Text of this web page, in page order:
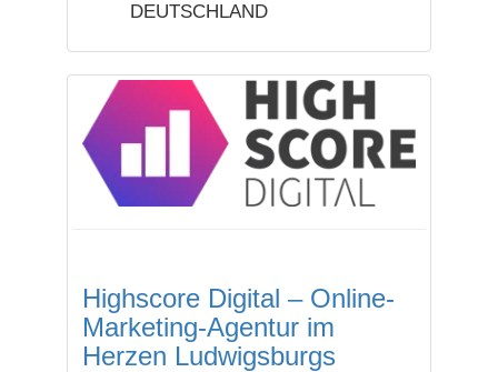
DEUTSCHLAND
Highscore Digital – Online-
Marketing-Agentur im
Herzen Ludwigsburgs